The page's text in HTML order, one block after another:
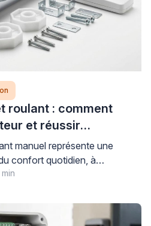
roulant : comment
et réussir
manuel représente une
confort quotidien, à
un moteur parfaitement
nécessite de comprendre
: le type d’axe
min